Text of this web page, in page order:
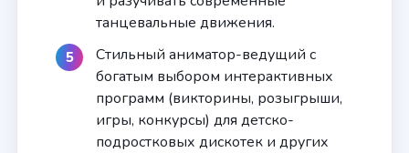
танцевальные движения.
Стильный аниматор-ведущий с
богатым выбором интерактивных
программ (викторины, розыгрыши,
игры, конкурсы) для детско-
подростковых дискотек и других